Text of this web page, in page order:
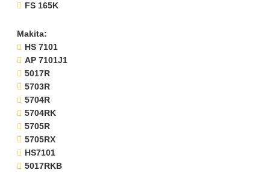
FS 165K
Makita:
HS 7101
AP 7101J1
5017R
5703R
5704R
5704RK
5705R
5705RX
HS7101
5017RKB